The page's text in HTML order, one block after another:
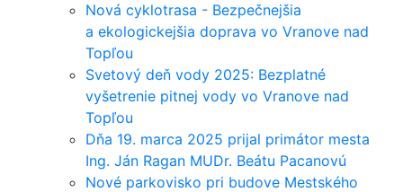
Nová cyklotrasa - Bezpečnejšia
a ekologickejšia doprava vo Vranove nad
Topľou
Svetový deň vody 2025: Bezplatné
vyšetrenie pitnej vody vo Vranove nad
Topľou
Dňa 19. marca 2025 prijal primátor mesta
Ing. Ján Ragan MUDr. Beátu Pacanovú
Nové parkovisko pri budove Mestského